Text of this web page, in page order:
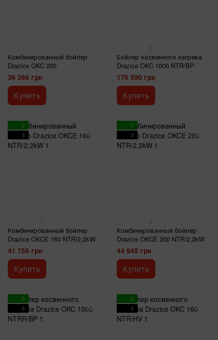
1
Комбинированный бойлер
Drazice OKC 200
36 366 грн
Купить
2
Бойлер косвенного нагрева
Drazice OKC 1000 NTR/BP
176 590 грн
Купить
2
3
1
Комбинированный бойлер
Drazice OKCE 160 NTR/2,2kW
41 756 грн
Купить
3
3
3
Комбинированный бойлер
Drazice OKCE 200 NTR/2,2kW
44 945 грн
Купить
3
3
3
3